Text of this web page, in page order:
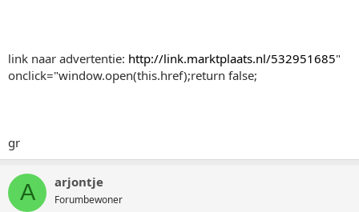
link naar advertentie: http://link.marktplaats.nl/532951685"
onclick="window.open(this.href);return false;
gr
A arjontje
Forumbewoner